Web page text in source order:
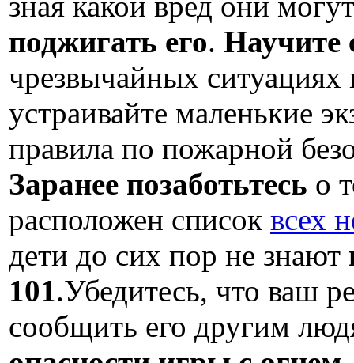
поджигать его. Научите
чрезвычайных ситуациях
устраивайте маленькие
правила по пожарной
Заранее позаботьтесь о
расположен список всех
дети до сих пор не знают
101.Убедитесь, что ваш
сообщить его другим